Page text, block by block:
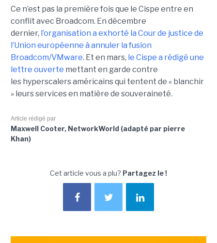
Ce n’est pas la première fois que le Cispe entre en
conflit avec Broadcom. En décembre
dernier, l’organisation a exhorté la Cour de justice de
l’Union européenne à annuler la fusion
Broadcom/VMware. Et en mars, le Cispe a rédigé une
lettre ouverte mettant en garde contre
les hyperscalers américains qui tentent de « blanchir
» leurs services en matière de souveraineté.
Article rédigé par
Maxwell Cooter, NetworkWorld (adapté par pierre
Khan)
Cet article vous a plu? Partagez le !